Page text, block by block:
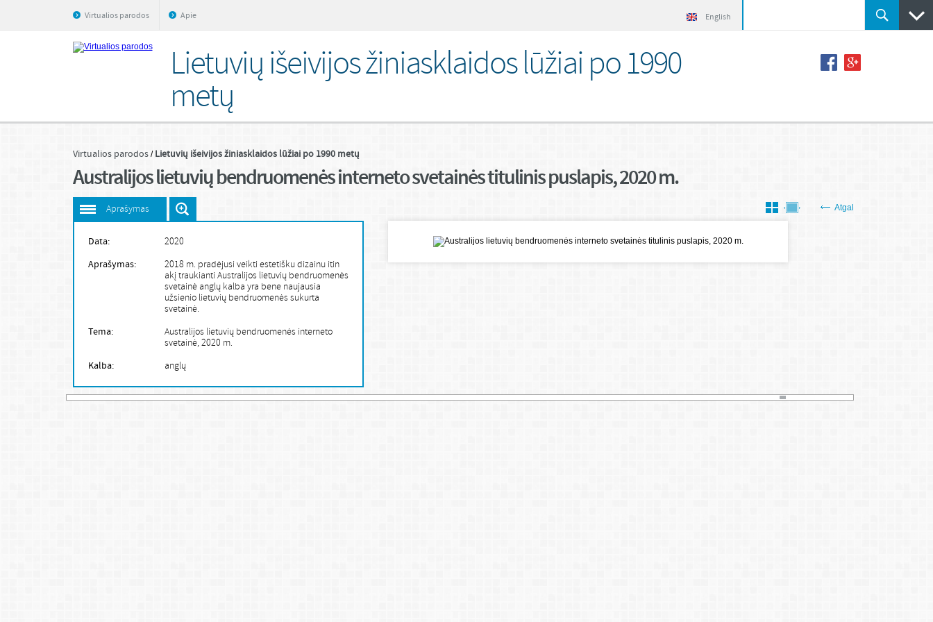
English
Virtualios parodos Apie
Lietuvių išeivijos žiniasklaidos lūžiai po 1990
metų
Virtualios parodos Lietuvių išeivijos žiniasklaidos lūžiai po 1990 metų
Australijos lietuvių bendruomenės interneto svetainės titulinis puslapis, 2020 m.
Aprašymas Atgal
Data: 2020
Aprašymas:
2018 m. pradėjusi veikti estetišku dizainu itin
akį traukianti Australijos lietuvių bendruomenės
svetainė anglų kalba yra bene naujausia
užsienio lietuvių bendruomenės sukurta
svetainė.
Tema:
Australijos lietuvių bendruomenės interneto
svetainė, 2020 m.
Kalba: anglų